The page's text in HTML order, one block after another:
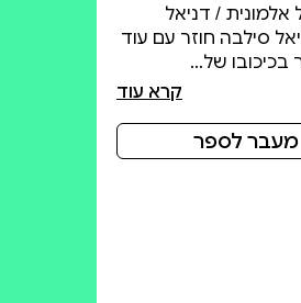
אלמונית / דניאל
סילבה חוזר עם עוד
בכיכובו של…
קרא עוד
מעבר לספר